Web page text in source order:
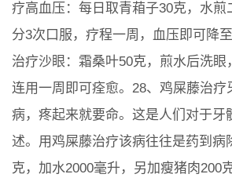
疗高血压：每日取青葙子30克，水煎
分3次口服，疗程一周，血压即可降
治疗沙眼：霜桑叶50克，煎水后洗眼
连用一周即可痊愈。28、鸡屎藤治疗
病，疼起来就要命。这是人们对于牙
述。用鸡屎藤治疗该病往往是药到病
克，加水2000毫升，另加瘦猪肉200